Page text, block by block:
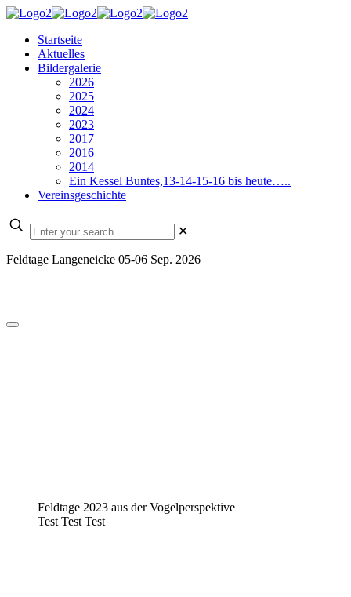
Startseite
Aktuelles
Bildergalerie
2026
2025
2024
2023
2017
2016
2014
Ein Kessel Buntes,13-14-15-16 bis heute…..
Vereinsgeschichte
✕
Feldtage Langeneicke 05-06 Sep. 2026
Feldtage 2023 aus der Vogelperspektive
Test Test Test